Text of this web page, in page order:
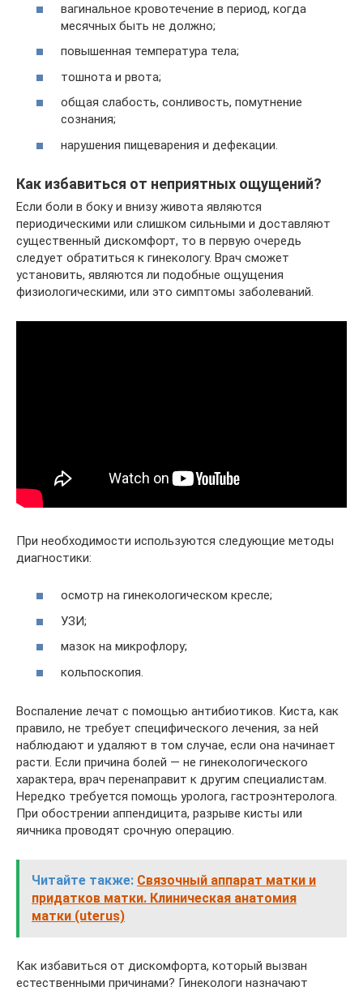
вагинальное кровотечение в период, когда
месячных быть не должно;
повышенная температура тела;
тошнота и рвота;
общая слабость, сонливость, помутнение
сознания;
нарушения пищеварения и дефекации.
Как избавиться от неприятных ощущений?
Если боли в боку и внизу живота являются
периодическими или слишком сильными и доставляют
существенный дискомфорт, то в первую очередь
следует обратиться к гинекологу. Врач сможет
установить, являются ли подобные ощущения
физиологическими, или это симптомы заболеваний.
При необходимости используются следующие методы
диагностики:
осмотр на гинекологическом кресле;
УЗИ;
мазок на микрофлору;
кольпоскопия.
Воспаление лечат с помощью антибиотиков. Киста, как
правило, не требует специфического лечения, за ней
наблюдают и удаляют в том случае, если она начинает
расти. Если причина болей — не гинекологического
характера, врач перенаправит к другим специалистам.
Нередко требуется помощь уролога, гастроэнтеролога.
При обострении аппендицита, разрыве кисты или
яичника проводят срочную операцию.
Читайте также: Связочный аппарат матки и
придатков матки. Клиническая анатомия
матки (uterus)
Как избавиться от дискомфорта, который вызван
естественными причинами? Гинекологи назначают